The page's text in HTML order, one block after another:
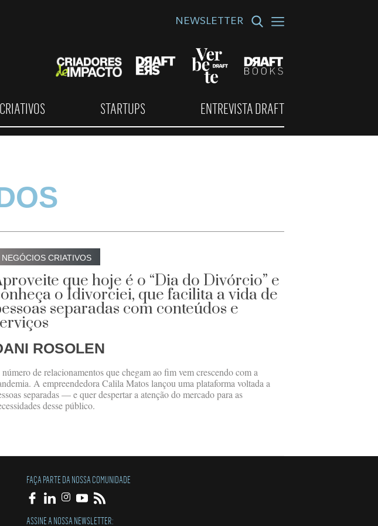
NEWSLETTER
STARTUPS ENTREVISTA DRAFT
NEGÓCIOS CRIATIVOS
que hoje é o “Dia do Divórcio” e
o Idivorciei, que facilita a vida de
separadas com conteúdos e
ROSOLEN
de relacionamentos que chegam ao fim vem crescendo com a
A empreendedora Calila Matos lançou uma plataforma voltada a
separadas — e quer despertar a atenção do mercado para as
desse público.
FAÇA PARTE DA NOSSA COMUNIDADE
ASSINE A NOSSA NEWSLETTER: